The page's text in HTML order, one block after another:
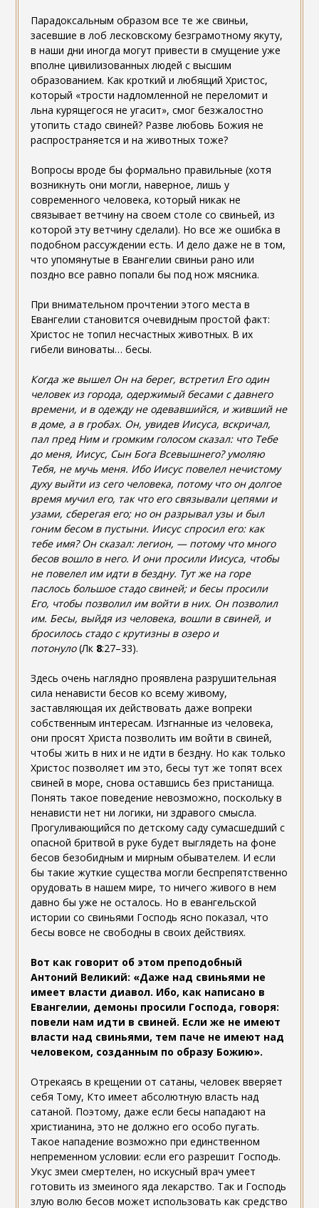
Парадоксальным образом все те же свиньи,
засевшие в лоб лесковскому безграмотному якуту,
в наши дни иногда могут привести в смущение уже
вполне цивилизованных людей с высшим
образованием. Как кроткий и любящий Христос,
который «трости надломленной не переломит и
льна курящегося не угасит», смог безжалостно
утопить стадо свиней? Разве любовь Божия не
распространяется и на животных тоже?
Вопросы вроде бы формально правильные (хотя
возникнуть они могли, наверное, лишь у
современного человека, который никак не
связывает ветчину на своем столе со свиньей, из
которой эту ветчину сделали). Но все же ошибка в
подобном рассуждении есть. И дело даже не в том,
что упомянутые в Евангелии свиньи рано или
поздно все равно попали бы под нож мясника.
При внимательном прочтении этого места в
Евангелии становится очевидным простой факт:
Христос не топил несчастных животных. В их
гибели виноваты… бесы.
Когда же вышел Он на берег, встретил Его один
человек из города, одержимый бесами с давнего
времени, и в одежду не одевавшийся, и живший не
в доме, а в гробах. Он, увидев Иисуса, вскричал,
пал пред Ним и громким голосом сказал: что Тебе
до меня, Иисус, Сын Бога Всевышнего? умоляю
Тебя, не мучь меня. Ибо Иисус повелел нечистому
духу выйти из сего человека, потому что он долгое
время мучил его, так что его связывали цепями и
узами, сберегая его; но он разрывал узы и был
гоним бесом в пустыни. Иисус спросил его: как
тебе имя? Он сказал: легион, — потому что много
бесов вошло в него. И они просили Иисуса, чтобы
не повелел им идти в бездну. Тут же на горе
паслось большое стадо свиней; и бесы просили
Его, чтобы позволил им войти в них. Он позволил
им. Бесы, выйдя из человека, вошли в свиней, и
бросилось стадо с крутизны в озеро и
потонуло(Лк 8:27–33).
Здесь очень наглядно проявлена разрушительная
сила ненависти бесов ко всему живому,
заставляющая их действовать даже вопреки
собственным интересам. Изгнанные из человека,
они просят Христа позволить им войти в свиней,
чтобы жить в них и не идти в бездну. Но как только
Христос позволяет им это, бесы тут же топят всех
свиней в море, снова оставшись без пристанища.
Понять такое поведение невозможно, поскольку в
ненависти нет ни логики, ни здравого смысла.
Прогуливающийся по детскому саду сумасшедший с
опасной бритвой в руке будет выглядеть на фоне
бесов безобидным и мирным обывателем. И если
бы такие жуткие существа могли беспрепятственно
орудовать в нашем мире, то ничего живого в нем
давно бы уже не осталось. Но в евангельской
истории со свиньями Господь ясно показал, что
бесы вовсе не свободны в своих действиях.
Вот как говорит об этом преподобный
Антоний Великий: «Даже над свиньями не
имеет власти диавол. Ибо, как написано в
Евангелии, демоны просили Господа, говоря:
повели нам идти в свиней. Если же не имеют
власти над свиньями, тем паче не имеют над
человеком, созданным по образу Божию».
Отрекаясь в крещении от сатаны, человек вверяет
себя Тому, Кто имеет абсолютную власть над
сатаной. Поэтому, даже если бесы нападают на
христианина, это не должно его особо пугать.
Такое нападение возможно при единственном
непременном условии: если его разрешит Господь.
Укус змеи смертелен, но искусный врач умеет
готовить из змеиного яда лекарство. Так и Господь
злую волю бесов может использовать как средство